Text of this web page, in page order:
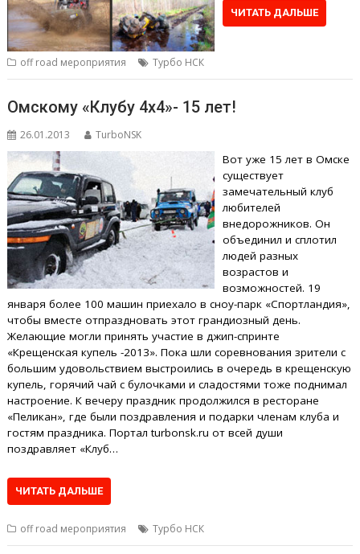
ЧИТАТЬ ДАЛЬШЕ
off road мероприятия Турбо НСК
Омскому «Клубу 4х4»- 15 лет!
26.01.2013 TurboNSK
Вот уже 15 лет в Омске
существует
замечательный клуб
любителей
внедорожников. Он
объединил и сплотил
людей разных
возрастов и
возможностей. 19
января более 100 машин приехало в сноу-парк «Спортландия»,
чтобы вместе отпраздновать этот грандиозный день.
Желающие могли принять участие в джип-спринте
«Крещенская купель -2013». Пока шли соревнования зрители с
большим удовольствием выстроились в очередь в крещенскую
купель, горячий чай с булочками и сладостями тоже поднимал
настроение. К вечеру праздник продолжился в ресторане
«Пеликан», где были поздравления и подарки членам клуба и
гостям праздника. Портал turbonsk.ru от всей души
поздравляет «Клуб…
ЧИТАТЬ ДАЛЬШЕ
off road мероприятия Турбо НСК